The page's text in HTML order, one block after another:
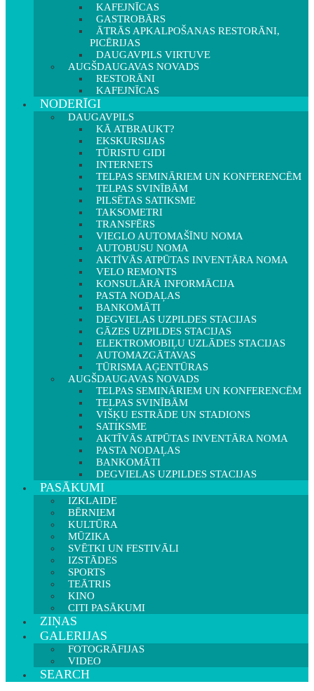
KAFEJNĪCAS
GASTROBĀRS
ĀTRĀS APKALPOŠANAS RESTORĀNI,
PICĒRIJAS
DAUGAVPILS VIRTUVE
AUGŠDAUGAVAS NOVADS
RESTORĀNI
KAFEJNĪCAS
NODERĪGI
DAUGAVPILS
KĀ ATBRAUKT?
EKSKURSIJAS
TŪRISTU GIDI
INTERNETS
TELPAS SEMINĀRIEM UN KONFERENCĒM
TELPAS SVINĪBĀM
PILSĒTAS SATIKSME
TAKSOMETRI
TRANSFĒRS
VIEGLO AUTOMAŠĪNU NOMA
AUTOBUSU NOMA
AKTĪVĀS ATPŪTAS INVENTĀRA NOMA
VELO REMONTS
KONSULĀRĀ INFORMĀCIJA
PASTA NODAĻAS
BANKOMĀTI
DEGVIELAS UZPILDES STACIJAS
GĀZES UZPILDES STACIJAS
ELEKTROMOBIĻU UZLĀDES STACIJAS
AUTOMAZGĀTAVAS
TŪRISMA AĢENTŪRAS
AUGŠDAUGAVAS NOVADS
TELPAS SEMINĀRIEM UN KONFERENCĒM
TELPAS SVINĪBĀM
VIŠĶU ESTRĀDE UN STADIONS
SATIKSME
AKTĪVĀS ATPŪTAS INVENTĀRA NOMA
PASTA NODAĻAS
BANKOMĀTI
DEGVIELAS UZPILDES STACIJAS
PASĀKUMI
IZKLAIDE
BĒRNIEM
KULTŪRA
MŪZIKA
SVĒTKI UN FESTIVĀLI
IZSTĀDES
SPORTS
TEĀTRIS
KINO
CITI PASĀKUMI
ZIŅAS
GALERIJAS
FOTOGRĀFIJAS
VIDEO
SEARCH